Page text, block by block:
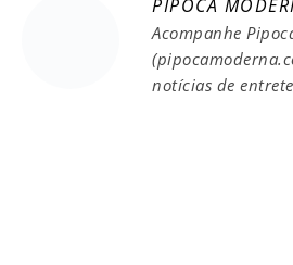
PIPOCA
Acompanhe
notícias de